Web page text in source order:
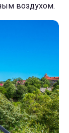
воздухом.